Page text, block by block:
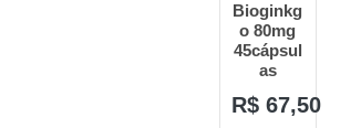
Bioginkg
o 80mg
45cápsul
as
R$67,50